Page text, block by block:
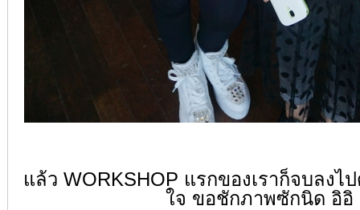
แล้ว WORKSHOP แรกของเราก็จบลงไ
ใจ ขอชักภาพซักนิด อิอิ